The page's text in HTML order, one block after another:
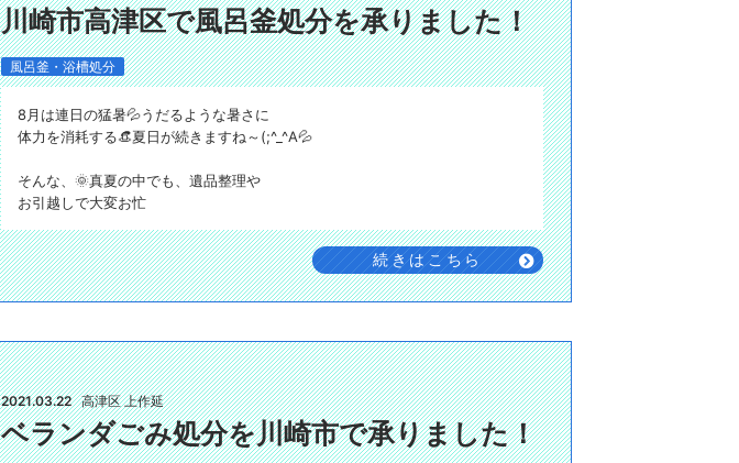
川崎市高津区で風呂釜処分を承りました！
風呂釜・浴槽処分
8月は連日の猛暑💦うだるような暑さに
体力を消耗する👒夏日が続きますね～(;^_^A💦
そんな、🌞真夏の中でも、遺品整理や
お引越しで大変お忙
続きはこちら
2021.03.22 高津区 上作延
ベランダごみ処分を川崎市で承りました！